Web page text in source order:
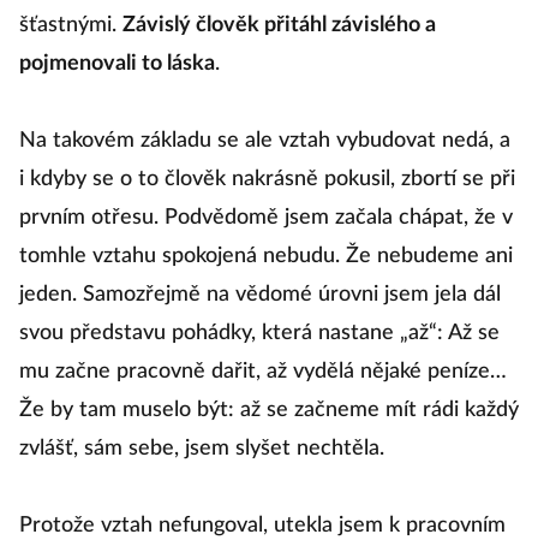
šťastnými. Závislý člověk přitáhl závislého a
pojmenovali to láska.
Na takovém základu se ale vztah vybudovat nedá, a
i kdyby se o to člověk nakrásně pokusil, zbortí se při
prvním otřesu. Podvědomě jsem začala chápat, že v
tomhle vztahu spokojená nebudu. Že nebudeme ani
jeden. Samozřejmě na vědomé úrovni jsem jela dál
svou představu pohádky, která nastane „až“: Až se
mu začne pracovně dařit, až vydělá nějaké peníze…
Že by tam muselo být: až se začneme mít rádi každý
zvlášť, sám sebe, jsem slyšet nechtěla.
Protože vztah nefungoval, utekla jsem k pracovním